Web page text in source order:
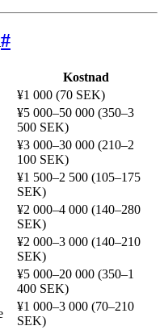
#
Kostnad
¥1 000 (70 SEK)
¥5 000–50 000 (350–3
500 SEK)
¥3 000–30 000 (210–2
100 SEK)
¥1 500–2 500 (105–175
SEK)
¥2 000–4 000 (140–280
SEK)
¥2 000–3 000 (140–210
SEK)
¥5 000–20 000 (350–1
400 SEK)
¥1 000–3 000 (70–210
SEK)